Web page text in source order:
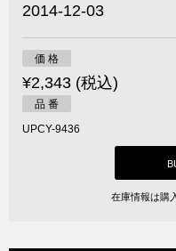
2014-12-03
価 格
¥2,343 (税込)
品 番
UPCY-9436
在庫情報は購